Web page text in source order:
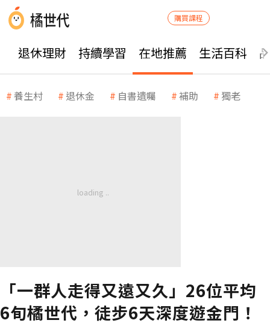
購買課程
退休理財 持續學習 在地推薦 生活百科
養生村 退休金 自書遺囑 補助 獨老
「一群人走得又遠又久」26位平均
6旬橘世代，徒步6天深度遊金門！